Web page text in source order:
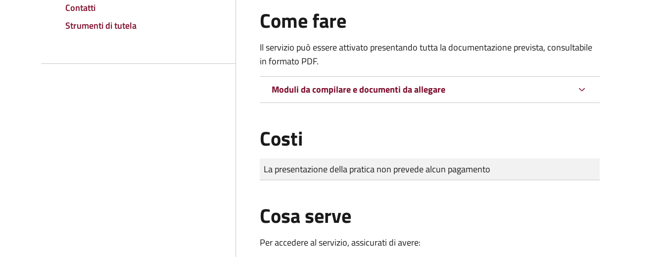
Contatti
Strumenti di tutela
Come fare
Il servizio può essere attivato presentando tutta la documentazione prevista, consultabile
in formato PDF.
Moduli da compilare e documenti da allegare
Costi
Tipo di pagamento
Importo
La presentazione della pratica non prevede alcun pagamento
Cosa serve
Per accedere al servizio, assicurati di avere: